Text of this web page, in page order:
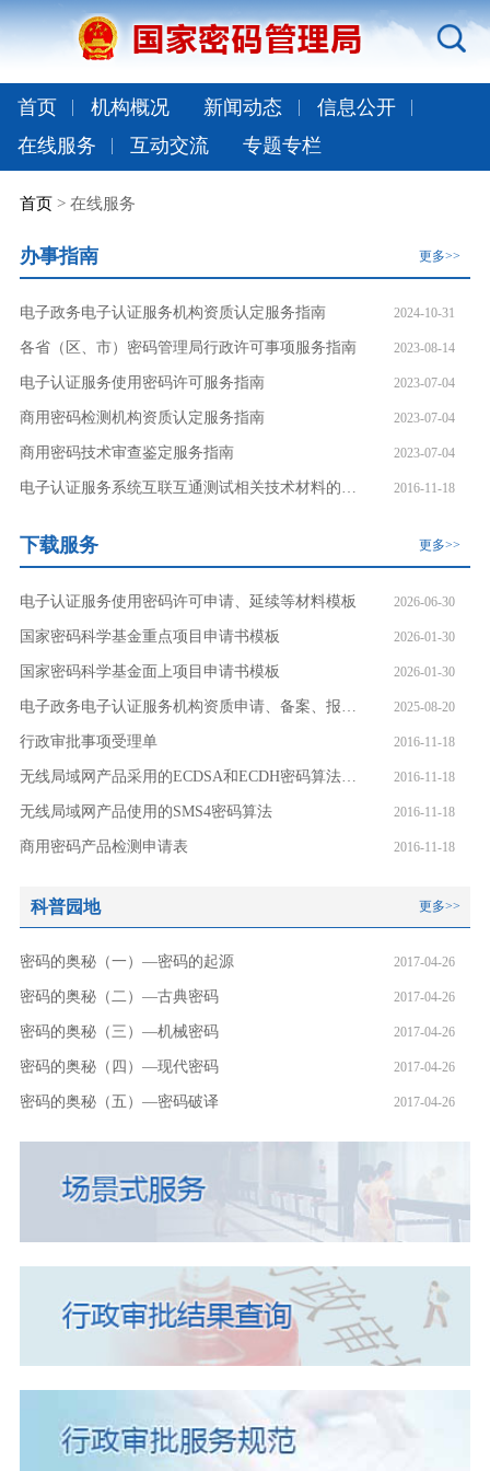
首页 机构概况 新闻动态
信息公开
在线服务
互动交流 专题专栏
首页> 在线服务
办事指南 更多>>
2024-10-31
电子政务电子认证服务机构资质认定服务指南
2023-08-14
各省（区、市）密码管理局行政许可事项服务指南
2023-07-04
电子认证服务使用密码许可服务指南
2023-07-04
商用密码检测机构资质认定服务指南
2023-07-04
商用密码技术审查鉴定服务指南
2016-11-18
电子认证服务系统互联互通测试相关技术材料的明细
下载服务 更多>>
2026-06-30
电子认证服务使用密码许可申请、延续等材料模板
2026-01-30
国家密码科学基金重点项目申请书模板
2026-01-30
国家密码科学基金面上项目申请书模板
2025-08-20
电子政务电子认证服务机构资质申请、备案、报告等材料模板
2016-11-18
行政审批事项受理单
2016-11-18
无线局域网产品采用的ECDSA和ECDH密码算法椭圆曲线和参数
2016-11-18
无线局域网产品使用的SMS4密码算法
2016-11-18
商用密码产品检测申请表
科普园地 更多>>
2017-04-26
密码的奥秘（一）—密码的起源
2017-04-26
密码的奥秘（二）—古典密码
2017-04-26
密码的奥秘（三）—机械密码
2017-04-26
密码的奥秘（四）—现代密码
2017-04-26
密码的奥秘（五）—密码破译